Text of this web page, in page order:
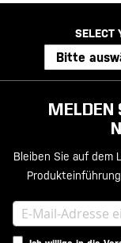
SELECT
MELDEN
Bleiben Sie auf dem